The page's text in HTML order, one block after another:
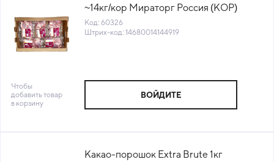
~14кг/кор Мираторг Россия (КОР)
(КОД 60326) (-18°С)
Код: 60326
Штрих-код: 14680014144919
Чтобы
добавить товар
в корзину
ВОЙДИТЕ
Какао-порошок Extra Brute 1кг